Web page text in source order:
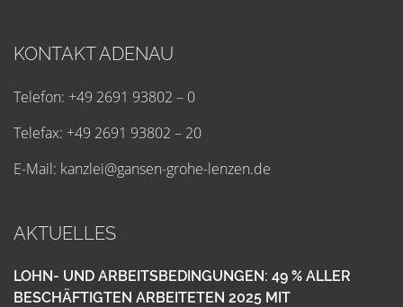
KONTAKT ADENAU
Telefon: +49 2691 93802 – 0
Telefax: +49 2691 93802 – 20
E-Mail: kanzlei@gansen-grohe-lenzen.de
AKTUELLES
LOHN- UND ARBEITSBEDINGUNGEN: 49 % ALLER
BESCHÄFTIGTEN ARBEITETEN 2025 MIT